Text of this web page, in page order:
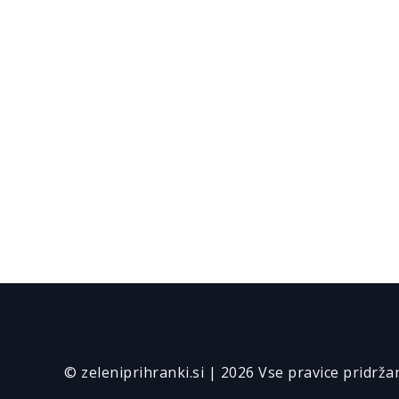
© zeleniprihranki.si | 2026 Vse pravice